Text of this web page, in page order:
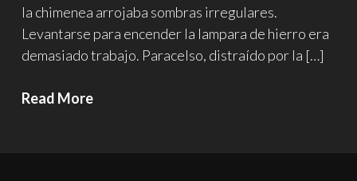
la chimenea arrojaba sombras irregulares.
Levantarse para encender la lampara de hierro era
demasiado trabajo. Paracelso, distraído por la […]
Read MoreLa